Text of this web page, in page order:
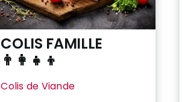
COLIS FAMILLE
👨‍👩‍👧‍👦
Colis de Viande